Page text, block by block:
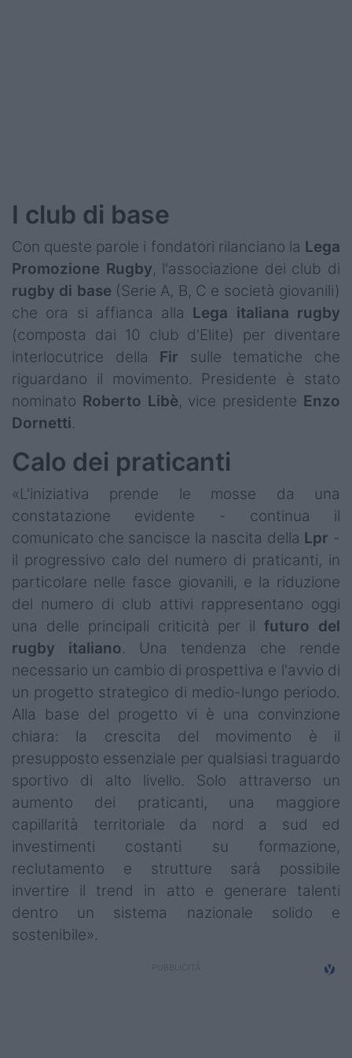
I club di base
Con queste parole i fondatori rilanciano la Lega
Promozione Rugby, l'associazione dei club di
rugby di base (Serie A, B, C e società giovanili)
che ora si affianca alla Lega italiana rugby
(composta dai 10 club d'Elite) per diventare
interlocutrice della Fir sulle tematiche che
riguardano il movimento. Presidente è stato
nominato Roberto Libè, vice presidente Enzo
Dornetti.
Calo dei praticanti
«L'iniziativa prende le mosse da una
constatazione evidente - continua il
comunicato che sancisce la nascita della Lpr -
il progressivo calo del numero di praticanti, in
particolare nelle fasce giovanili, e la riduzione
del numero di club attivi rappresentano oggi
una delle principali criticità per ilfuturo del
rugby italiano. Una tendenza che rende
necessario un cambio di prospettiva e l'avvio di
un progetto strategico di medio-lungo periodo.
Alla base del progetto vi è una convinzione
chiara: la crescita del movimento è il
presupposto essenziale per qualsiasi traguardo
sportivo di alto livello. Solo attraverso un
aumento dei praticanti, una maggiore
capillarità territoriale da nord a sud ed
investimenti costanti su formazione,
reclutamento e strutture sarà possibile
invertire il trend in atto e generare talenti
dentro un sistema nazionale solido e
sostenibile».